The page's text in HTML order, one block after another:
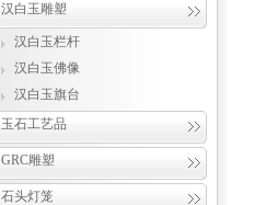
汉白玉雕塑
汉白玉栏杆
汉白玉佛像
汉白玉旗台
玉石工艺品
GRC雕塑
石头灯笼